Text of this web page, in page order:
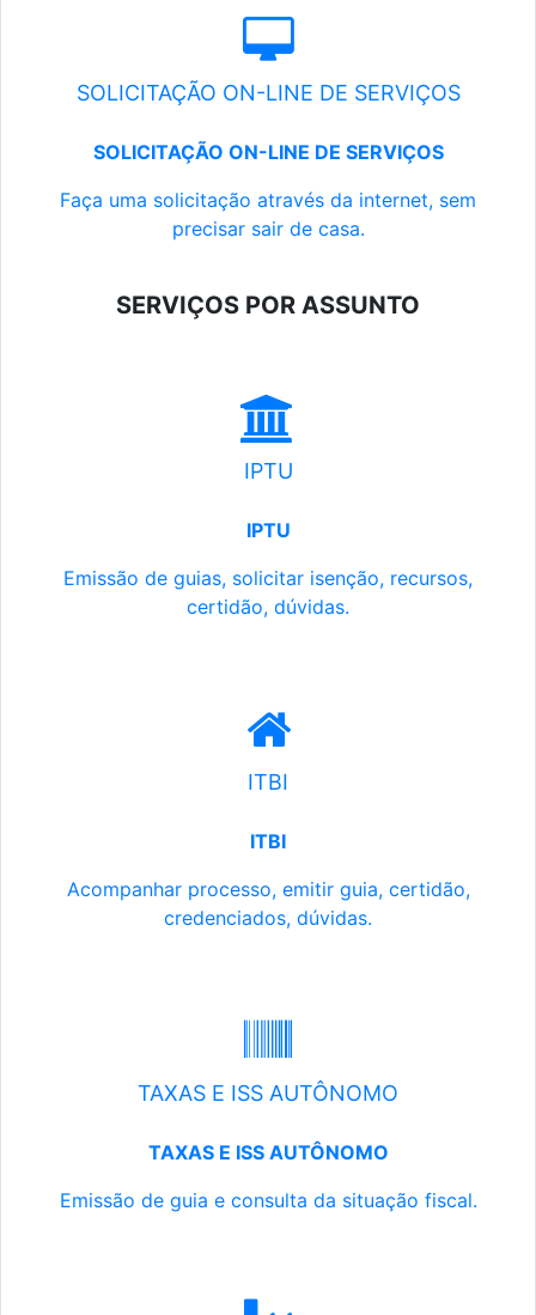
SOLICITAÇÃO ON-LINE DE SERVIÇOS
SOLICITAÇÃO ON-LINE DE SERVIÇOS
Faça uma solicitação através da internet, sem
precisar sair de casa.
SERVIÇOS POR ASSUNTO
IPTU
IPTU
Emissão de guias, solicitar isenção, recursos,
certidão, dúvidas.
ITBI
ITBI
Acompanhar processo, emitir guia, certidão,
credenciados, dúvidas.
TAXAS E ISS AUTÔNOMO
TAXAS E ISS AUTÔNOMO
Emissão de guia e consulta da situação fiscal.